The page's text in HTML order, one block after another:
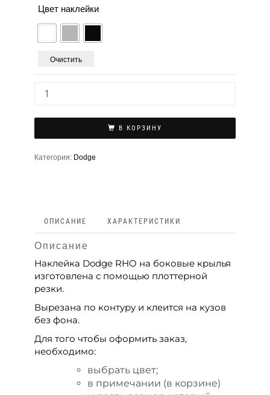
Цвет наклейки
Очистить
В КОРЗИНУ
Категория: Dodge
ОПИСАНИЕ ХАРАКТЕРИСТИКИ
Описание
Наклейка Dodge RHO на боковые крылья
изготовлена с помощью плоттерной
резки.
Вырезана по контуру и клеится на кузов
без фона.
Для того чтобы оформить заказ,
необходимо:
выбрать цвет;
в примечании (в корзине)